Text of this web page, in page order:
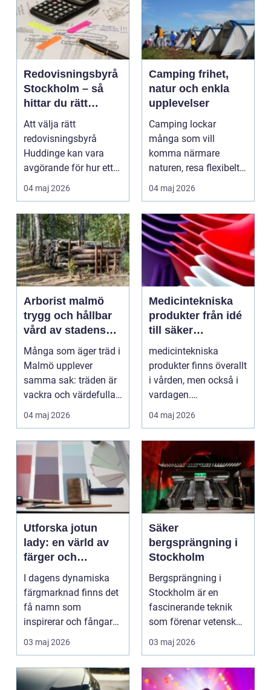
Redovisningsbyrå
Stockholm – så
hittar du rätt
partner för
företagets
ekonomi
Att välja rätt
redovisningsbyrå
Huddinge kan vara
avgörande för hur ett
f&...
04 maj 2026
Camping frihet,
natur och enkla
upplevelser
Camping lockar
många som vill
komma närmare
naturen, resa flexibelt
och skapa minnen
utan att det ko...
04 maj 2026
Arborist malmö
trygg och hållbar
vård av stadens
träd
Många som äger träd i
Malmö upplever
samma sak: träden är
vackra och värdefulla,
men också svåra att...
04 maj 2026
Medicintekniska
produkter från idé
till säker
användning i
vården
medicintekniska
produkter finns överallt
i vården, men också i
vardagen.
Blodsockermätare,
implantat...
04 maj 2026
Utforska jotun
lady: en värld av
färger och
inspiration
I dagens dynamiska
färgmarknad finns det
få namn som
inspirerar och fångar
fantasin...
03 maj 2026
Säker
bergsprängning i
Stockholm
Bergsprängning i
Stockholm är en
fascinerande teknik
som förenar vetenskap
och konst ...
03 maj 2026